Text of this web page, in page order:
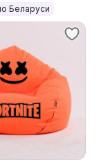
или
уточняйте.
Беларуси